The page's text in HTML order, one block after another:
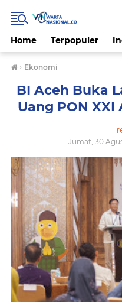
Home Terpopuler
› Ekonomi
BI Aceh Buka
Uang PON
Jumat, 30